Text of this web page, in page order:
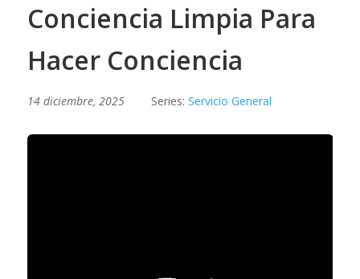
Conciencia Limpia Para
Hacer Conciencia
14 diciembre, 2025 Series: Servicio General